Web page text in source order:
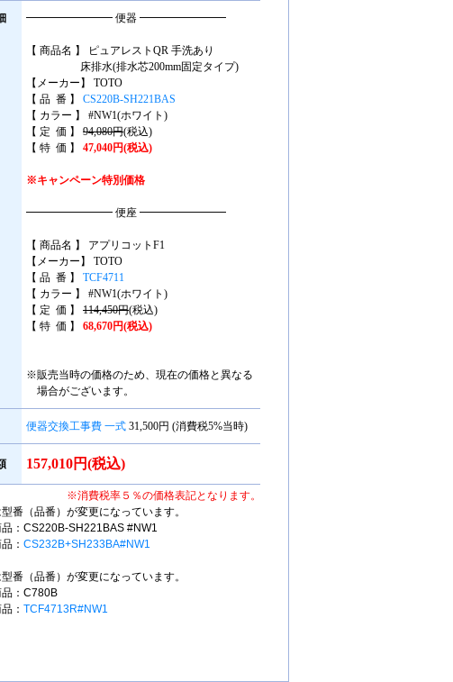
━━━━━━━━ 便器 ━━━━━━━━
【 商品名 】 ピュアレストQR 手洗あり
床排水(排水芯200mm固定タイプ)
【メーカー】 TOTO
【 品 番 】 CS220B-SH221BAS
【 カラー 】 #NW1(ホワイト)
【 定 価 】 94,080円(税込)
【 特 価 】 47,040円(税込)
※キャンペーン特別価格
━━━━━━━━ 便座 ━━━━━━━━
【 商品名 】 アプリコットF1
【メーカー】 TOTO
【 品 番 】 TCF4711
【 カラー 】 #NW1(ホワイト)
【 定 価 】 114,450円(税込)
【 特 価 】 68,670円(税込)
※販売当時の価格のため、現在の価格と異なる
場合がございます。
便器交換工事費 一式 31,500円 (消費税5%当時)
157,010円(税込)
※消費税率５％の価格表記となります。
番（品番）が変更になっています。
：CS220B-SH221BAS #NW1
： CS232B+SH233BA#NW1
番（品番）が変更になっています。
：C780B
： TCF4713R#NW1